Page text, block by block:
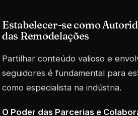
Estabelecer-se como
das Remodelações
Partilhar conteúdo valioso e
seguidores é fundamental para
como especialista na indústria.
O Poder das Parcerias e